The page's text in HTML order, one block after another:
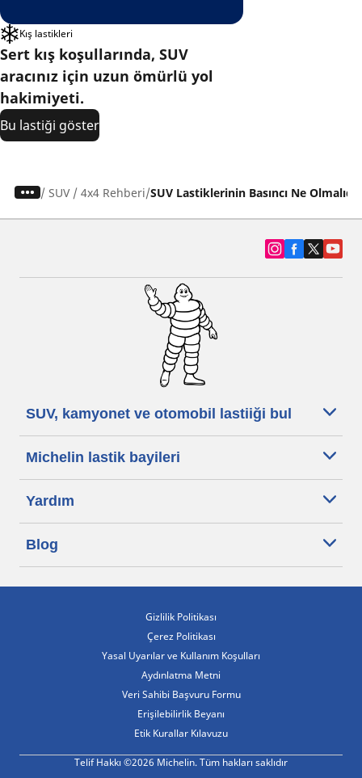
Kış lastikleri
Sert kış koşullarında, SUV
aracınız için uzun ömürlü yol
hakimiyeti.
Bu lastiği göster
/ SUV / 4x4 Rehberi SUV Lastiklerinin Basıncı Ne
SUV, kamyonet ve otomobil lastiiği bul
Michelin lastik bayileri
Yardım
Blog
Gizlilik Politikası
Çerez Politikası
Yasal Uyarılar ve Kullanım Koşulları
Aydınlatma Metni
Veri Sahibi Başvuru Formu
Erişilebilirlik Beyanı
Etik Kurallar Kılavuzu
Telif Hakkı ©2026 Michelin. Tüm hakları saklıdır